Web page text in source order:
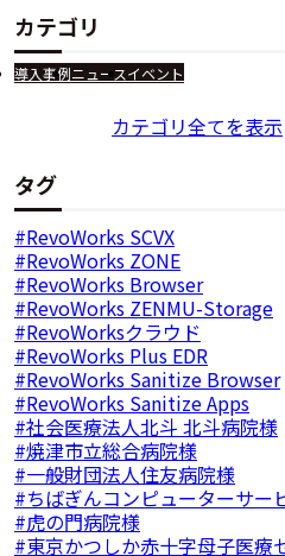
カテゴリ
導入事例ニュースイベント
カテゴリ全てを表示
タグ
RevoWorks SCVX
RevoWorks ZONE
RevoWorks Browser
RevoWorks ZENMU-Storage
RevoWorksクラウド
RevoWorks Plus EDR
RevoWorks Sanitize Browser
RevoWorks Sanitize Apps
社会医療法人北斗 北斗病院様
焼津市立総合病院様
一般財団法人住友病院様
ちばぎんコンピューターサー
虎の門病院様
東京かつしか赤十字母子医療